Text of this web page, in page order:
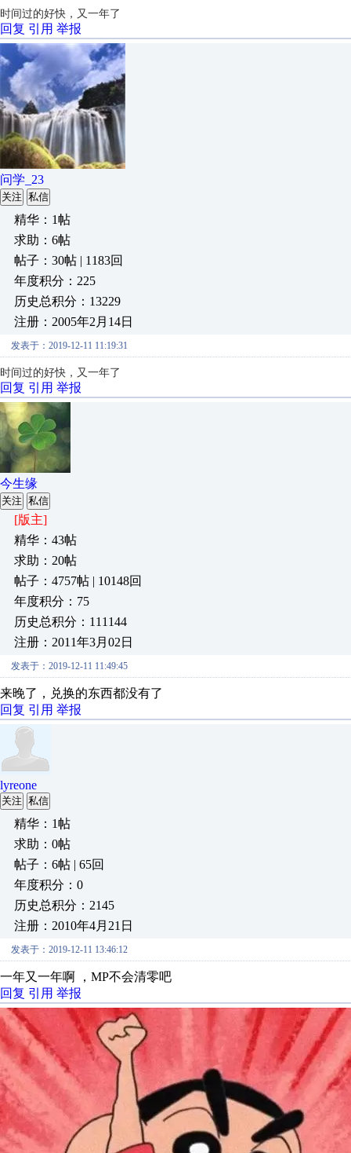
时间过的好快，又一年了
回复 引用 举报
问学_23
关注 私信
精华：1帖
求助：6帖
帖子：30帖 | 1183回
年度积分：225
历史总积分：13229
注册：2005年2月14日
发表于：2019-12-11 11:19:31
时间过的好快，又一年了
回复 引用 举报
今生缘
关注 私信
[版主]
精华：43帖
求助：20帖
帖子：4757帖 | 10148回
年度积分：75
历史总积分：111144
注册：2011年3月02日
发表于：2019-12-11 11:49:45
来晚了，兑换的东西都没有了
回复 引用 举报
lyreone
关注 私信
精华：1帖
求助：0帖
帖子：6帖 | 65回
年度积分：0
历史总积分：2145
注册：2010年4月21日
发表于：2019-12-11 13:46:12
一年又一年啊 ，MP不会清零吧
回复 引用 举报